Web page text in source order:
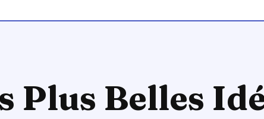
Plus Belles